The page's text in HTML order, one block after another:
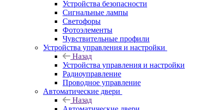
Устройства безопасности
Сигнальные лампы
Светофоры
Фотоэлементы
Чувствительные профили
Устройства управления и настройки
Назад
Устройства управления и настройки
Радиоуправление
Проводное управление
Автоматические двери
Назад